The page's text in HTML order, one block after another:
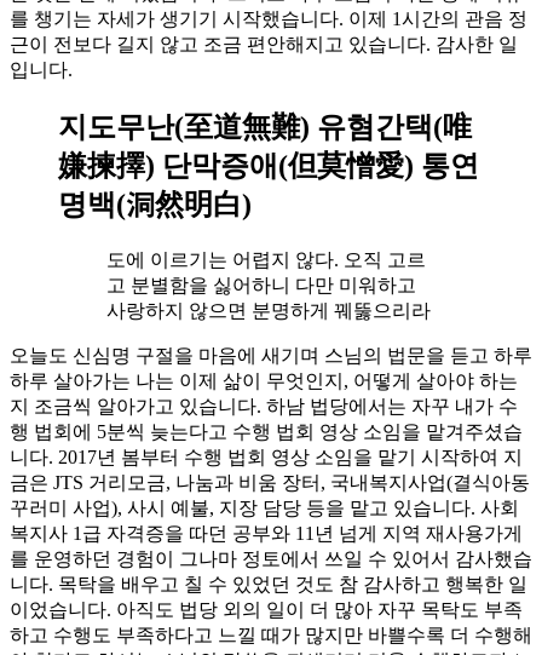
를 챙기는 자세가 생기기 시작했습니다. 이제 1시간의 관음 정
근이 전보다 길지 않고 조금 편안해지고 있습니다. 감사한 일
입니다.
지도무난(至道無難) 유혐간택(唯
嫌揀擇) 단막증애(但莫憎愛) 통연
명백(洞然明白)
도에 이르기는 어렵지 않다. 오직 고르
고 분별함을 싫어하니 다만 미워하고
사랑하지 않으면 분명하게 꿰뚫으리라
오늘도 신심명 구절을 마음에 새기며 스님의 법문을 듣고 하루
하루 살아가는 나는 이제 삶이 무엇인지, 어떻게 살아야 하는
지 조금씩 알아가고 있습니다. 하남 법당에서는 자꾸 내가 수
행 법회에 5분씩 늦는다고 수행 법회 영상 소임을 맡겨주셨습
니다. 2017년 봄부터 수행 법회 영상 소임을 맡기 시작하여 지
금은 JTS 거리모금, 나눔과 비움 장터, 국내복지사업(결식아동
꾸러미 사업), 사시 예불, 지장 담당 등을 맡고 있습니다. 사회
복지사 1급 자격증을 따던 공부와 11년 넘게 지역 재사용가게
를 운영하던 경험이 그나마 정토에서 쓰일 수 있어서 감사했습
니다. 목탁을 배우고 칠 수 있었던 것도 참 감사하고 행복한 일
이었습니다. 아직도 법당 외의 일이 더 많아 자꾸 목탁도 부족
하고 수행도 부족하다고 느낄 때가 많지만 바쁠수록 더 수행해